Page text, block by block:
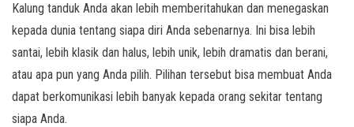
Kalung tanduk Anda akan lebih memberitahukan dan menegaskan
kepada dunia tentang siapa diri Anda sebenarnya. Ini bisa lebih
santai, lebih klasik dan halus, lebih unik, lebih dramatis dan berani,
atau apa pun yang Anda pilih. Pilihan tersebut bisa membuat Anda
dapat berkomunikasi lebih banyak kepada orang sekitar tentang
siapa Anda.